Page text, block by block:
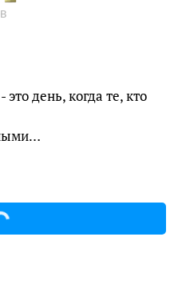
день, когда те, кто